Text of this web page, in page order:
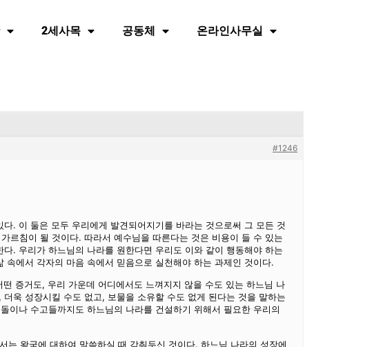
2세사목 공동체 온라인사무실
#1246
. 이 둘은 모두 우리에게 발견되어지기를 바라는 것으로써 그 모든 것
르침이 될 것이다. 따라서 예수님을 따른다는 것은 비용이 들 수 있는
. 우리가 하느님의 나라를 원한다면 우리도 이와 같이 행동해야 하는
에서 각자의 마음 속에서 믿음으로 실천해야 하는 과제인 것이다.
증거도, 우리 가운데 어디에서도 느껴지지 않을 수도 있는 하느님 나
욱 성장시킬 수도 없고, 보물을 소유할 수도 없게 된다는 것을 말하는
이나 수고들까지도 하느님의 나라를 건설하기 위해서 필요한 우리의
왕국에 대하여 말씀하실 때 감춰두신 것이다. 하느님 나라의 성장에